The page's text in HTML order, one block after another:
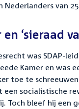
van
‘sieraad
was SDAP-
Kamer en was
toe te
socialistische
Toch bleef hij een